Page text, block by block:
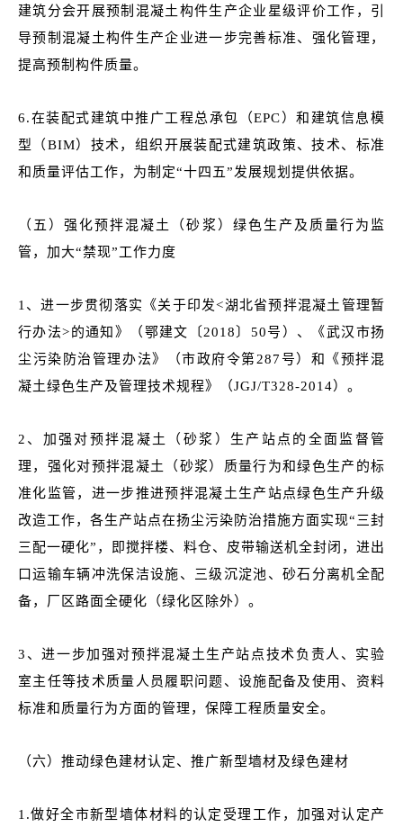
建筑分会开展预制混凝土构件生产企业星级评价工作，引
导预制混凝土构件生产企业进一步完善标准、强化管理，
提高预制构件质量。
6.在装配式建筑中推广工程总承包（EPC）和建筑信息模
型（BIM）技术，组织开展装配式建筑政策、技术、标准
和质量评估工作，为制定“十四五”发展规划提供依据。
（五）强化预拌混凝土（砂浆）绿色生产及质量行为监
管，加大“禁现”工作力度
1、进一步贯彻落实《关于印发<湖北省预拌混凝土管理暂
行办法>的通知》（鄂建文〔2018〕50号）、《武汉市扬
尘污染防治管理办法》（市政府令第287号）和《预拌混
凝土绿色生产及管理技术规程》（JGJ/T328-2014）。
2、加强对预拌混凝土（砂浆）生产站点的全面监督管
理，强化对预拌混凝土（砂浆）质量行为和绿色生产的标
准化监管，进一步推进预拌混凝土生产站点绿色生产升级
改造工作，各生产站点在扬尘污染防治措施方面实现“三封
三配一硬化”，即搅拌楼、料仓、皮带输送机全封闭，进出
口运输车辆冲洗保洁设施、三级沉淀池、砂石分离机全配
备，厂区路面全硬化（绿化区除外）。
3、进一步加强对预拌混凝土生产站点技术负责人、实验
室主任等技术质量人员履职问题、设施配备及使用、资料
标准和质量行为方面的管理，保障工程质量安全。
（六）推动绿色建材认定、推广新型墙材及绿色建材
1.做好全市新型墙体材料的认定受理工作，加强对认定产